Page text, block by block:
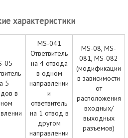
характеристики
05
5
в
MS-041
Ответвитель
на 4 отвода
в одном
направлении
и
ответвитель
на 1 отвод в
другом
направлении
MS-08, MS-
081, MS-082
(модификации
в зависимости
от
расположения
входных/
выходных
разъемов)